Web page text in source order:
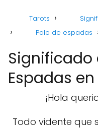
Tarots
Palo de espadas
Significado
Espadas
¡Hola
Todo vidente que